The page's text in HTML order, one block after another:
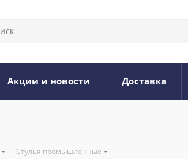
Акции и новости Доставка
- Стулья промышленные